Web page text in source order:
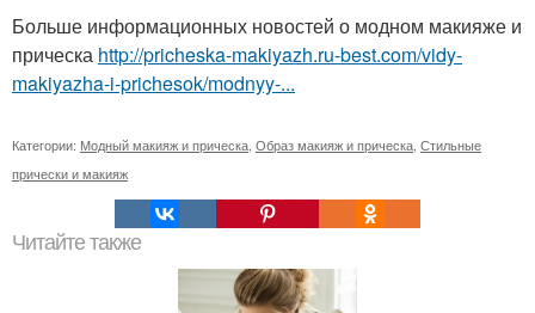
Больше информационных новостей о модном макияже и
прическа http://pricheska-makiyazh.ru-best.com/vidy-
makiyazha-i-prichesok/modnyy-...
Категории: Модный макияж и прическа Образ макияж и прическа Стильные
прически и макияж
Читайте также